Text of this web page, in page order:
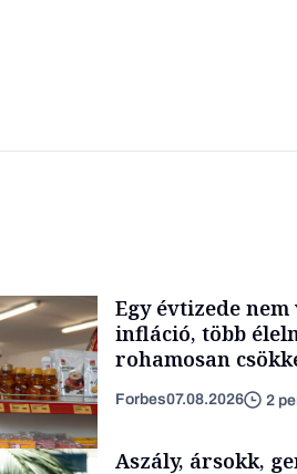
Egy évtizede
infláció, több
rohamosan
Forbes07.08.2026 2
Aszály, ársokk,